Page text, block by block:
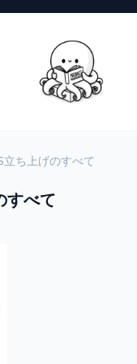
立ち上げのすべて
すべて